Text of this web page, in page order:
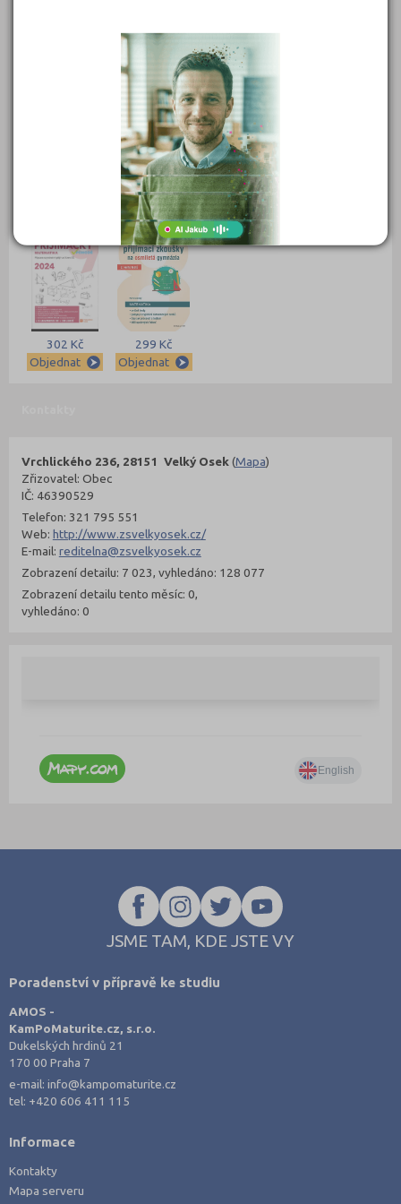
Objednat
Objednat
339 Kč
Objednat
339 Kč
Objednat
302 Kč
Objednat
299 Kč
Objednat
Vrchlického 236, 28151 Velký Osek(Mapa)
Zřizovatel: Obec
IČ: 46390529
Telefon: 321 795 551
Web: http://www.zsvelkyosek.cz/
E-mail: reditelna@zsvelkyosek.cz
Zobrazení detailu: 7 023, vyhledáno: 128 077
Zobrazení detailu tento měsíc: 0,
vyhledáno: 0
JSME TAM, KDE JSTE VY
Poradenství v přípravě ke studiu
AMOS -
KamPoMaturite.cz, s.r.o.
Dukelských hrdinů 21
170 00 Praha 7
e-mail:info@kampomaturite.cz
tel: +420 606 411 115
Informace
Kontakty
Mapa serveru